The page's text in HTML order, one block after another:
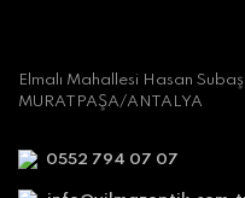
Elmalı Mahallesi Hasan
MURATPAŞA/ANTALYA
0552 794 07 07